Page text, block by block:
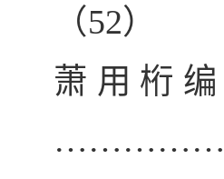
（52）
萧用桁